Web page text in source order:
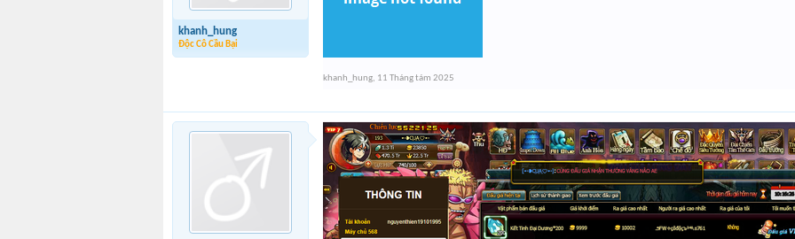
khanh_hung
Độc Cô Cầu Bại
khanh_hung, 11 Tháng tám 2025